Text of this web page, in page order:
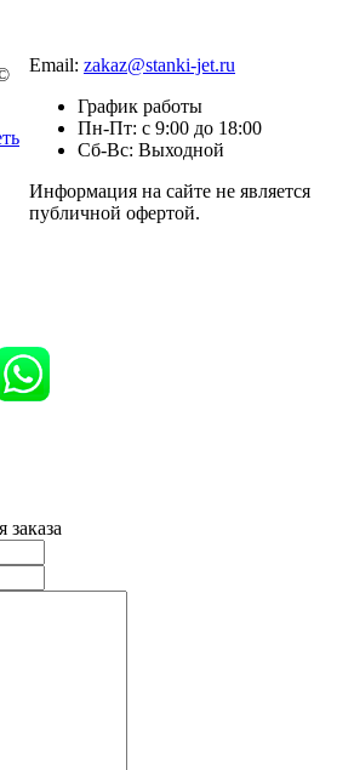
Email: zakaz@stanki-jet.ru
График работы
Пн-Пт: с 9:00 до 18:00
Сб-Вс: Выходной
Информация на сайте не является
публичной офертой.